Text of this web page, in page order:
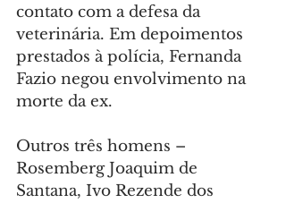
contato com a defesa da
veterinária. Em depoimentos
prestados à polícia, Fernanda
Fazio negou envolvimento na
morte da ex.
Outros três homens –
Rosemberg Joaquim de
Santana, Ivo Rezende dos